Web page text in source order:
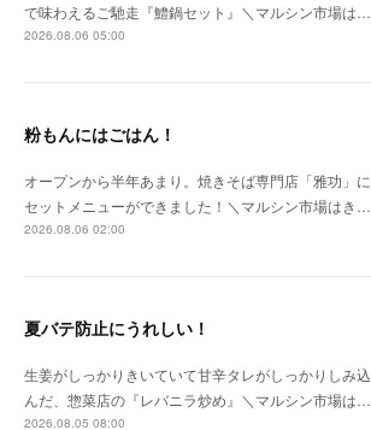
で味わえるご馳走『鱧鍋セット』＼マルシン市場は…
2026.08.06 05:00
粉もんにはごはん！
オープンから半年あまり。焼きそば専門店「雅功」に
セットメニューができました！＼マルシン市場はき…
2026.08.06 02:00
夏バテ防止にうれしい！
生姜がしっかりきいていて甘辛タレがしっかりしみ込
んだ、惣菜店の『レバニラ炒め』＼マルシン市場は…
2026.08.05 08:00